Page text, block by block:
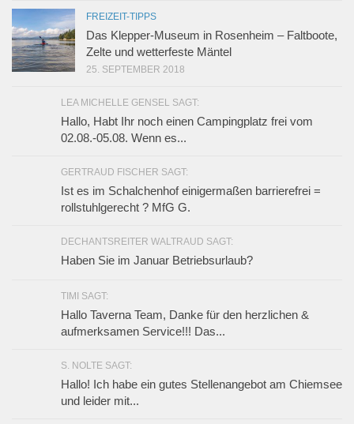
FREIZEIT-TIPPS
Das Klepper-Museum in Rosenheim – Faltboote,
Zelte und wetterfeste Mäntel
25. SEPTEMBER 2018
LEA MICHELLE GENSEL SAGT:
Hallo, Habt Ihr noch einen Campingplatz frei vom
02.08.-05.08. Wenn es...
GERTRAUD FISCHER SAGT:
Ist es im Schalchenhof einigermaßen barrierefrei =
rollstuhlgerecht ? MfG G.
DECHANTSREITER WALTRAUD SAGT:
Haben Sie im Januar Betriebsurlaub?
TIMI SAGT:
Hallo Taverna Team, Danke für den herzlichen &
aufmerksamen Service!!! Das...
S. NOLTE SAGT:
Hallo! Ich habe ein gutes Stellenangebot am Chiemsee
und leider mit...